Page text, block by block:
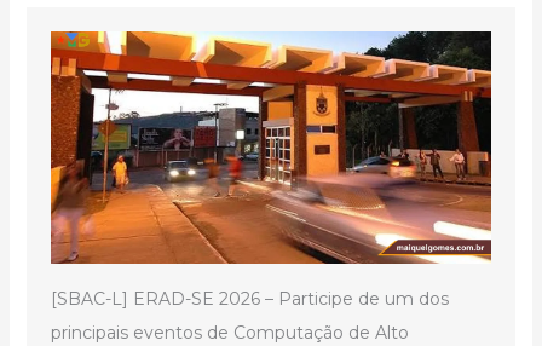
[SBAC-L] ERAD-SE 2026 – Participe de um dos
principais eventos de Computação de Alto